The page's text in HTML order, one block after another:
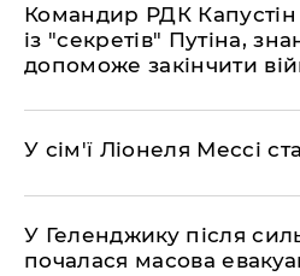
Командир РДК
із "секретів" Путіна,
допоможе закінчити
У сім'ї Ліонеля Мессі
У Геленджику після
почалася масова